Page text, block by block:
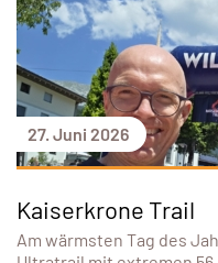
27. Juni 2026
Kaiserkrone Trail
Am wärmsten Tag des